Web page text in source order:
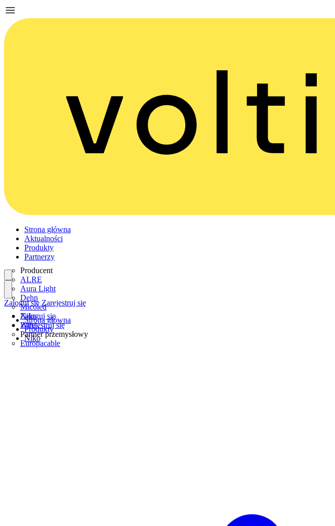
Strona główna
Aktualności
Produkty
Partnerzy
Producent
ALRE
Aura Light
Dehn
Micoled
Niko
Wiha
Partner przemysłowy
Europacable
Zaloguj się
Zarejestruj się
Zaloguj się Zarejestruj się
Strona główna
Produkty
Niko